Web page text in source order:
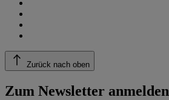
Zurück nach oben
Zum Newsletter anmelden